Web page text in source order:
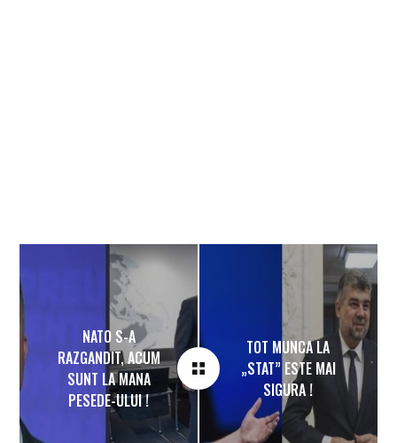
NATO S-A
RAZGANDIT, ACUM
SUNT LA MANA
PESEDE-ULUI !
TOT MUNCA LA
„STAT” ESTE MAI
SIGURA !